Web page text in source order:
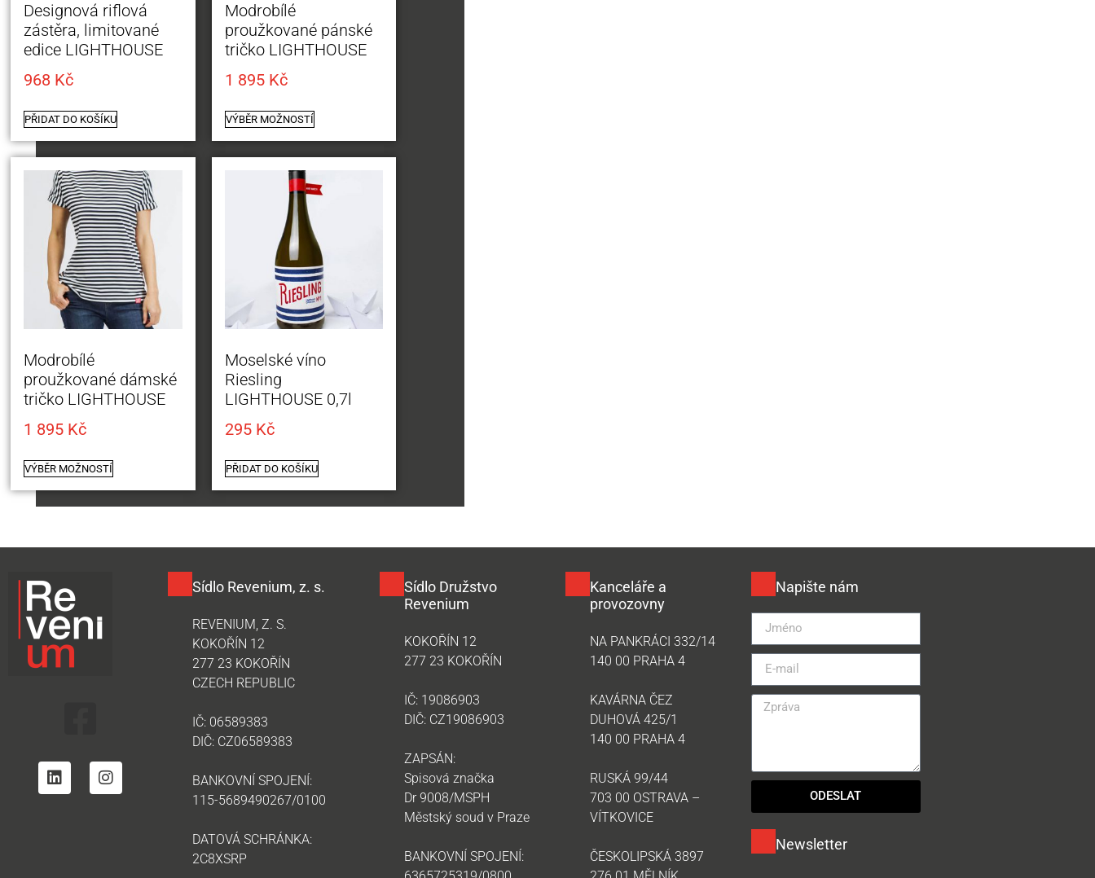
Designová riflová
zástěra, limitované
edice LIGHTHOUSE
968 Kč
PŘIDAT DO KOŠÍKU
Modrobílé
proužkované pánské
tričko LIGHTHOUSE
1 895 Kč
VÝBĚR MOŽNOSTÍ
Modrobílé
proužkované dámské
tričko LIGHTHOUSE
1 895 Kč
VÝBĚR MOŽNOSTÍ
Moselské víno
Riesling
LIGHTHOUSE 0,7l
295 Kč
PŘIDAT DO KOŠÍKU
Sídlo Revenium, z. s.
REVENIUM, Z. S.
KOKOŘÍN 12
277 23 KOKOŘÍN
CZECH REPUBLIC
IČ: 06589383
DIČ: CZ06589383
BANKOVNÍ SPOJENÍ:
115-5689490267/0100
DATOVÁ SCHRÁNKA:
2C8XSRP
Sídlo Družstvo
Revenium
KOKOŘÍN 12
277 23 KOKOŘÍN
IČ: 19086903
DIČ: CZ19086903
ZAPSÁN:
Spisová značka
Dr 9008/MSPH
Městský soud v Praze
BANKOVNÍ SPOJENÍ:
Kanceláře a
provozovny
NA PANKRÁCI 332/14
140 00 PRAHA 4
KAVÁRNA ČEZ
DUHOVÁ 425/1
140 00 PRAHA 4
RUSKÁ 99/44
703 00 OSTRAVA –
VÍTKOVICE
ČESKOLIPSKÁ 3897
Napište nám
ODESLAT
Newsletter